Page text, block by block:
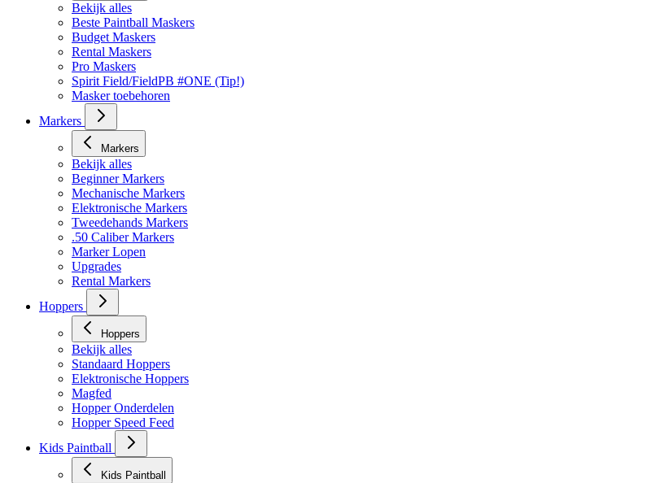
Bekijk alles
Beste Paintball Maskers
Budget Maskers
Rental Maskers
Pro Maskers
Spirit Field/FieldPB #ONE (Tip!)
Masker toebehoren
Markers
Markers
Bekijk alles
Beginner Markers
Mechanische Markers
Elektronische Markers
Tweedehands Markers
.50 Caliber Markers
Marker Lopen
Upgrades
Rental Markers
Hoppers
Hoppers
Bekijk alles
Standaard Hoppers
Elektronische Hoppers
Magfed
Hopper Onderdelen
Hopper Speed Feed
Kids Paintball
Kids Paintball